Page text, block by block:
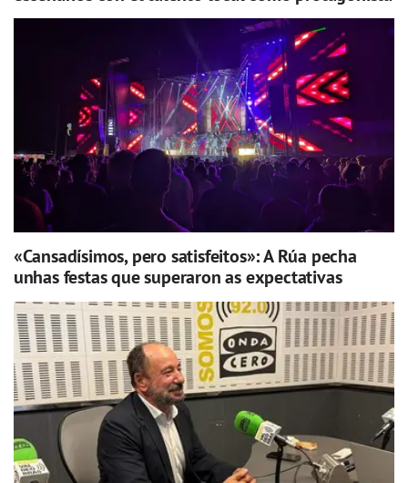
«Cansadísimos, pero satisfeitos»: A Rúa pecha
unhas festas que superaron as expectativas